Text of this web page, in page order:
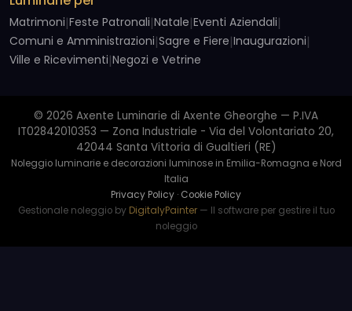
Matrimoni|Feste Patronali|Natale|Eventi Aziendali|
Comuni e Amministrazioni|Sagre e Fiere|Inaugurazioni|
Ville e Ricevimenti|Negozi e Vetrine
© 2026 Axente Luminarie di Axente Gheorghe — P.IVA
IT02842010353 — Zona Industriale - Via del Volontariato 20,
42044 Santa Vittoria di Gualtieri (RE)
Noleggio luminarie e decorazioni luminose in Emilia-Romagna e Nord
Italia
Privacy Policy · Cookie Policy
Gestionale noleggio by DigitalyPainter— Il software per gestire il tuo
noleggio